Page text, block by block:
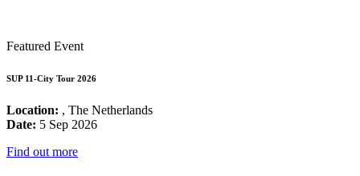
Featured Event
SUP 11-City Tour 2026
Location: , The Netherlands
Date: 5 Sep 2026
Find out more